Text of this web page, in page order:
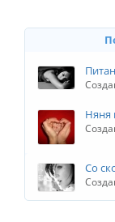
Няня
Со